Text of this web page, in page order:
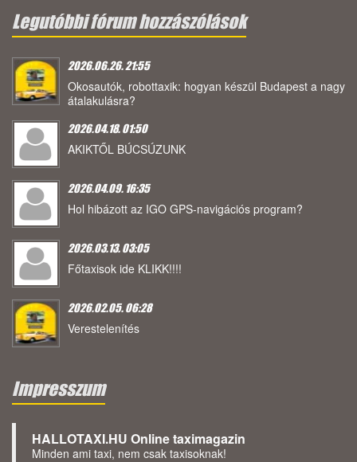
Legutóbbi fórum hozzászólások
2026.06.26. 21:55
Okosautók, robottaxik: hogyan készül Budapest a nagy
átalakulásra?
2026.04.18. 01:50
AKIKTŐL BÚCSÚZUNK
2026.04.09. 16:35
Hol hibázott az IGO GPS-navigációs program?
2026.03.13. 03:05
Főtaxisok ide KLIKK!!!!
2026.02.05. 06:28
Verestelenítés
Impresszum
HALLOTAXI.HU Online taximagazin
Minden ami taxi, nem csak taxisoknak!